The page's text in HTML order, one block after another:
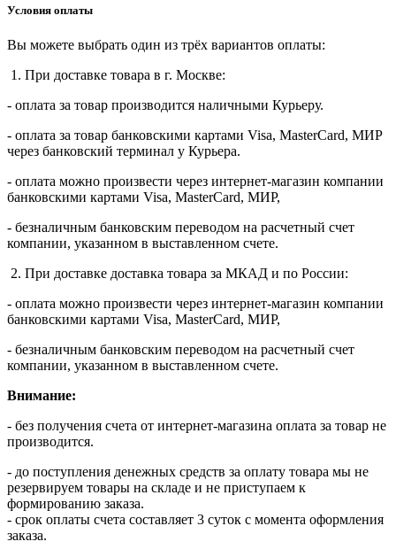
Условия оплаты
Вы можете выбрать один из трёх вариантов оплаты:
1. При доставке товара в г. Москве:
- оплата за товар производится наличными Курьеру.
- оплата за товар банковскими картами Visa, MasterСard, МИР
через банковский терминал у Курьера.
- оплата можно произвести через интернет-магазин компании
банковскими картами Visa, MasterСard, МИР,
- безналичным банковским переводом на расчетный счет
компании, указанном в выставленном счете.
2. При доставке доставка товара за МКАД и по России:
- оплата можно произвести через интернет-магазин компании
банковскими картами Visa, MasterСard, МИР,
- безналичным банковским переводом на расчетный счет
компании, указанном в выставленном счете.
Внимание:
- без получения счета от интернет-магазина оплата за товар не
производится.
- до поступления денежных средств за оплату товара мы не
резервируем товары на складе и не приступаем к
формированию заказа.
- срок оплаты счета составляет 3 суток с момента оформления
заказа.